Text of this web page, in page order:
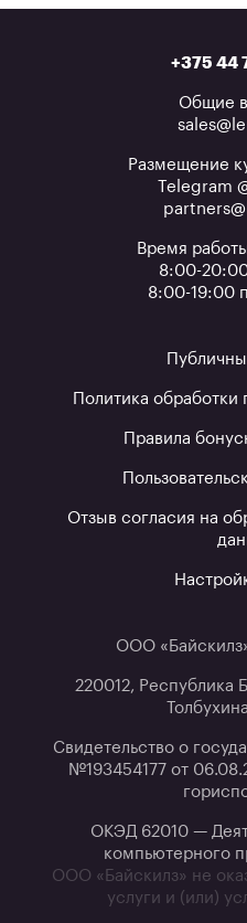
+375 44
Общие
Размещение
Telegram
Время
8:00-
8:00-19:00
Политика
Правила
Отзыв согласия на
ООО
220012, Республика
Свидетельство о
№193454177 от
ОКЭД 62010 —
компьютерного
ООО «Байскилз» не
услуги и (или)